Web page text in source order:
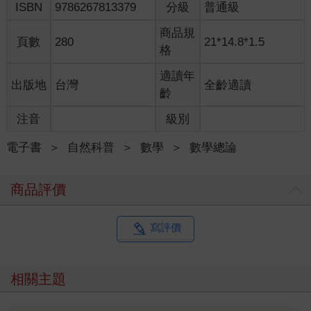
ISBN
9786267813379 分級 普通級
頁數 280
商品規
格
21*14.8*1.5
出版地 台灣
適讀年
齡
全齡適讀
注音 級別
電子書 ＞ 自然科普 ＞ 數學 ＞ 數學總論
商品評價
寫評價
相關主題